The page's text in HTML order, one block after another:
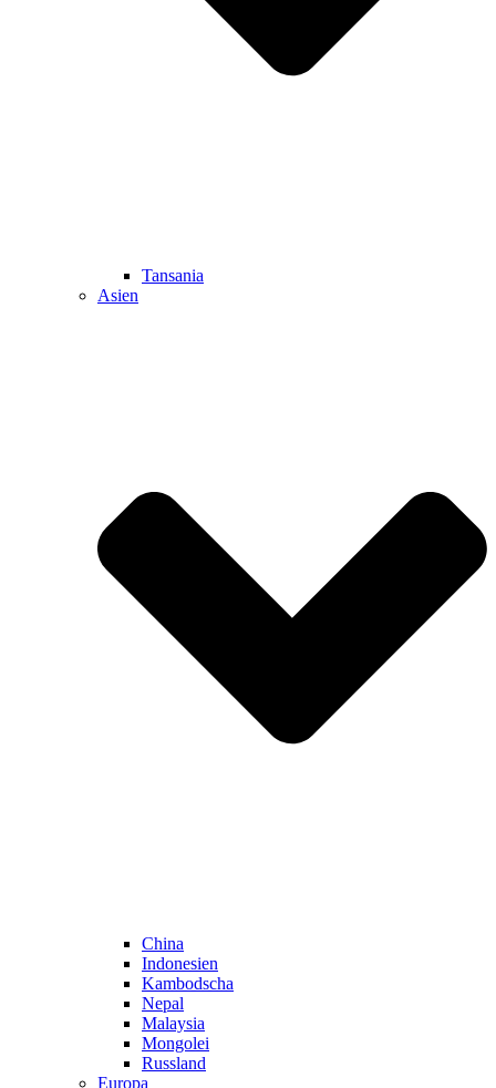
Tansania
Asien
China
Indonesien
Kambodscha
Nepal
Malaysia
Mongolei
Russland
Europa